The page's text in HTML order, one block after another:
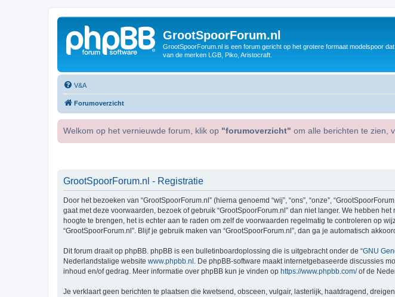
GrootSpoorForum.nl
GrootSpoorForum.nl is een forum gericht op het grotere formaat modelspoor
van de merken LGB, Piko, Aristocraft.
V&A
Forumoverzicht
Welkom op het vernieuwde forum, klik op "forumoverzicht" om alle berichten te zien,
GrootSpoorForum.nl - Registratie
Door het bezoeken van “GrootSpoorForum.nl” (hierna genoemd “wij”, “ons”, “onze”,
gaat met deze voorwaarden, bezoek of gebruik “GrootSpoorForum.nl” dan niet langer. We hebben
hoogte te brengen, het is echter aan te raden om zelf de voorwaarden regelmatig te controleren op
“GrootSpoorForum.nl”. Blijf je gebruik maken van “GrootSpoorForum.nl”, dan ga je automatisch
Dit forum draait op phpBB. phpBB is een bulletinboardoplossing die is uitgebracht onder de “GNU
Nederlandstalige website www.phpbb.nl . De phpBB-software maakt internetgebaseerde discussies
inhoud en/of gedrag. Meer informatie over phpBB kun je vinden op https://www.phpbb.com/of de
Je verklaart geen berichten te plaatsen die kwetsend, obsceen, vulgair, lasterlijk, haatdragend,